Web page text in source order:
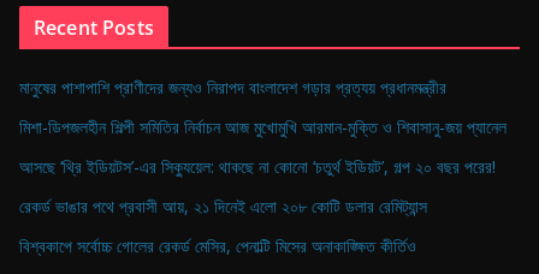
Recent Posts
মানুষের পাশাপাশি প্রাণীদের জন্যও নিরাপদ বাংলাদেশ গড়ার প্রত্যয় প্রধানমন্ত্রীর
মিশা-ডিপজলহীন শিল্পী সমিতির নির্বাচন আজ মুখোমুখি আরমান-মুক্তি ও শিবাসানু-জয় প্যানেল
আসছে ‘থ্রি ইডিয়টস’-এর সিক্যুয়েল: থাকছে না কোনো ‘চতুর্থ ইডিয়ট’, গল্প ২০ বছর পরের!
রেকর্ড ভাঙার পথে প্রবাসী আয়, ২১ দিনেই এলো ২০৮ কোটি ডলার রেমিট্যান্স
বিশ্বকাপে সর্বোচ্চ গোলের রেকর্ড মেসির, পেনাল্টি মিসের অনাকাঙ্ক্ষিত কীর্তিও